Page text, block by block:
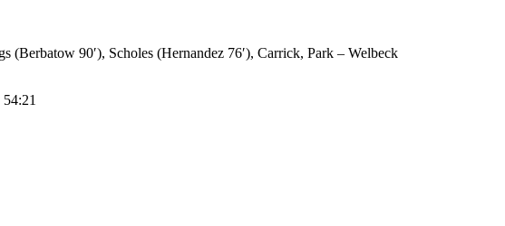
(Berbatow 90′), Scholes (Hernandez 76′), Carrick, Park – Welbeck